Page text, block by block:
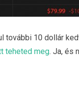
további 10 dollár
teheted meg. Ja, és